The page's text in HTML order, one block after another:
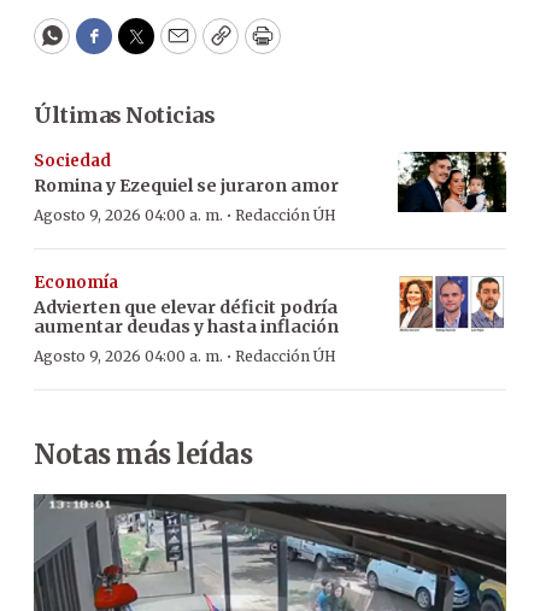
WhatsApp
Facebook
Twitter
EmailCopyPrint
Últimas Noticias
Sociedad
Romina y Ezequiel se juraron amor
Agosto 9, 2026 04:00 a. m. · Redacción ÚH
Economía
Advierten que elevar déficit podría
aumentar deudas y hasta inflación
Agosto 9, 2026 04:00 a. m. · Redacción ÚH
Notas más leídas